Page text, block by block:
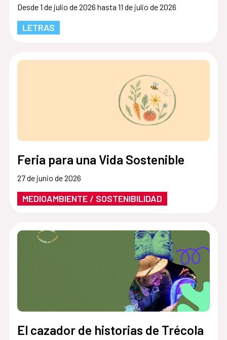
Desde 1 de julio de 2026 hasta 11 de julio de 2026
LETRAS
Feria para una Vida Sostenible
27 de junio de 2026
MEDIOAMBIENTE / SOSTENIBILIDAD
El cazador de historias de Trécola